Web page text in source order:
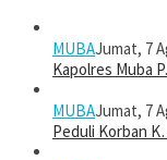
MUBAJumat, 7
Kapolres Muba
MUBAJumat, 7
Peduli Korban